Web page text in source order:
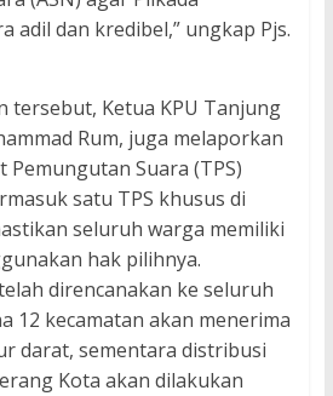
adil dan kredibel,” ungkap Pjs.
tersebut, Ketua KPU Tanjung
Rum, juga melaporkan
Pemungutan Suara (TPS)
satu TPS khusus di
seluruh warga memiliki
hak pilihnya.
direncanakan ke seluruh
12 kecamatan akan menerima
darat, sementara distribusi
Kota akan dilakukan